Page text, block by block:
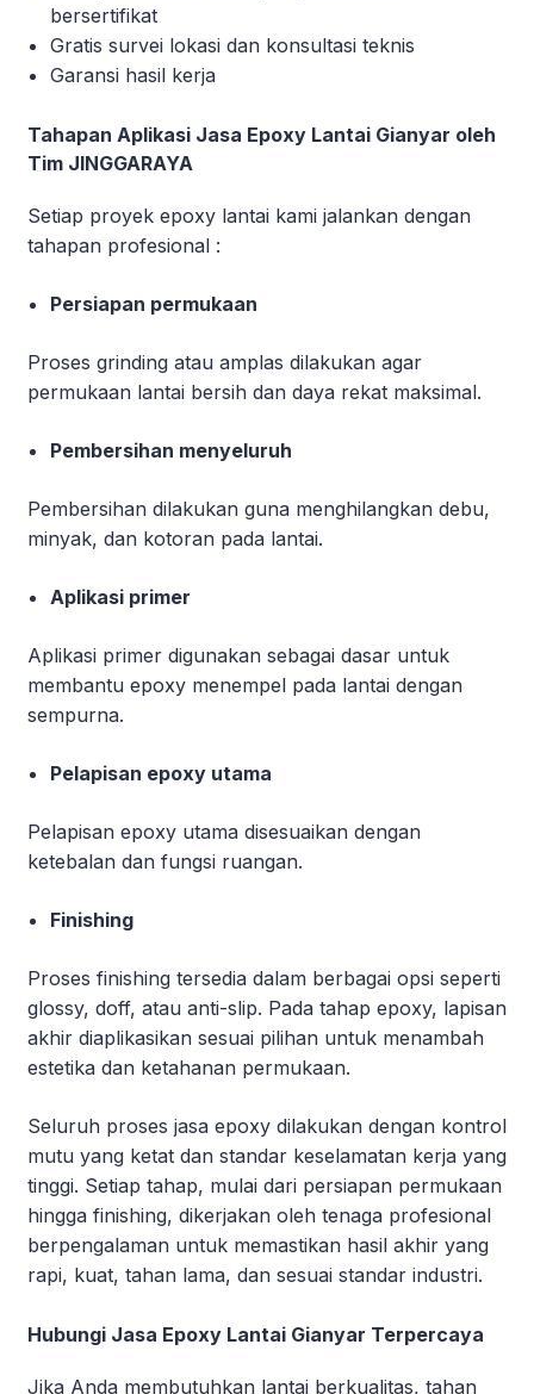
bersertifikat
Gratis survei lokasi dan konsultasi teknis
Garansi hasil kerja
Tahapan Aplikasi Jasa Epoxy Lantai Gianyar oleh
Tim JINGGARAYA
Setiap proyek epoxy lantai kami jalankan dengan
tahapan profesional :
Persiapan permukaan
Proses grinding atau amplas dilakukan agar
permukaan lantai bersih dan daya rekat maksimal.
Pembersihan menyeluruh
Pembersihan dilakukan guna menghilangkan debu,
minyak, dan kotoran pada lantai.
Aplikasi primer
Aplikasi primer digunakan sebagai dasar untuk
membantu epoxy menempel pada lantai dengan
sempurna.
Pelapisan epoxy utama
Pelapisan epoxy utama disesuaikan dengan
ketebalan dan fungsi ruangan.
Finishing
Proses finishing tersedia dalam berbagai opsi seperti
glossy, doff, atau anti-slip. Pada tahap epoxy, lapisan
akhir diaplikasikan sesuai pilihan untuk menambah
estetika dan ketahanan permukaan.
Seluruh proses jasa epoxy dilakukan dengan kontrol
mutu yang ketat dan standar keselamatan kerja yang
tinggi. Setiap tahap, mulai dari persiapan permukaan
hingga finishing, dikerjakan oleh tenaga profesional
berpengalaman untuk memastikan hasil akhir yang
rapi, kuat, tahan lama, dan sesuai standar industri.
Hubungi Jasa Epoxy Lantai Gianyar Terpercaya
Jika Anda membutuhkan lantai berkualitas, tahan